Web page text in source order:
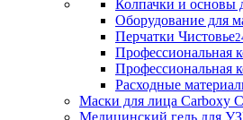
Колпачки и основы
Оборудование для
Перчатки Чистовье
Профессиональная
Профессиональная
Расходные
Маски для лица Carboxy
Медицинский гель для